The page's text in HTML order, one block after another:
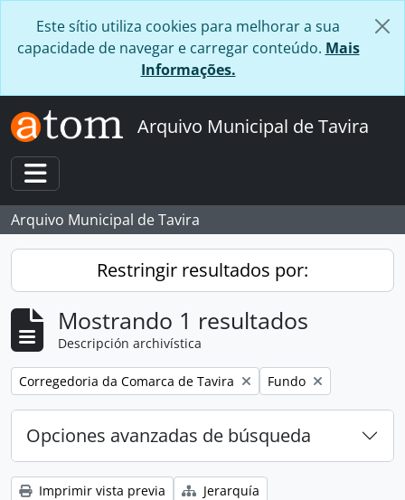
Este sítio utiliza cookies para melhorar a sua
capacidade de navegar e carregar conteúdo. Mais
Informações.
Arquivo Municipal de Tavira
Toggle navigation
Arquivo Municipal de Tavira
Restringir resultados por:
Mostrando 1 resultados
Descripción archivística
Remove filter:
Corregedoria da Comarca de Tavira Remove filter:
Fundo
Opciones avanzadas de búsqueda
Imprimir vista previa
Jerarquía